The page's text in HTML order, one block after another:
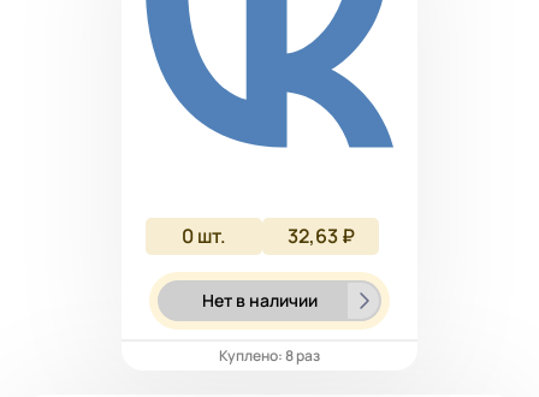
0шт. 32,63 ₽
Нет в наличии
Куплено: 8 раз